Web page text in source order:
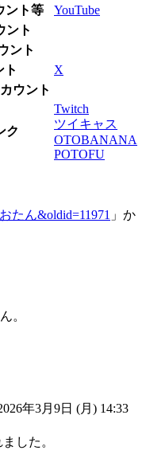
ント等
YouTube
ント
ント
ト
X
ウント
ク
Twitch
ツイキャス
OTOBANANA
POTOFU
たん&oldid=11971 」か
。
年3月9日 (月) 14:33
した。